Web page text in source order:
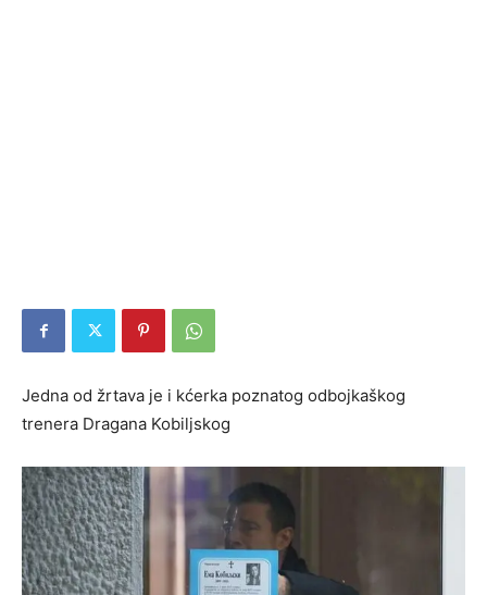
Jedna od žrtava je i kćerka poznatog odbojkaškog
trenera Dragana Kobiljskog